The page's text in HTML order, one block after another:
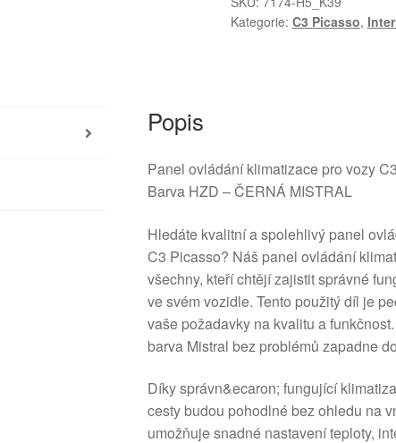
96825462
Kategorie: C3 Picasso,
Popis
Panel ovládání klimatizace pro vozy
Barva HZD – ČERNÁ MISTRAL
Hledáte kvalitní a spolehlivý panel
C3 Picasso? Náš panel ovládání
všechny, kteří chtějí zajistit správné
ve svém vozidle. Tento použitý díl je
vaše požadavky na kvalitu a
barva Mistral bez problémů zapadne
Díky správn&ecaron; fungující
cesty budou pohodlné bez ohledu na
umožňuje snadné nastavení teploty,